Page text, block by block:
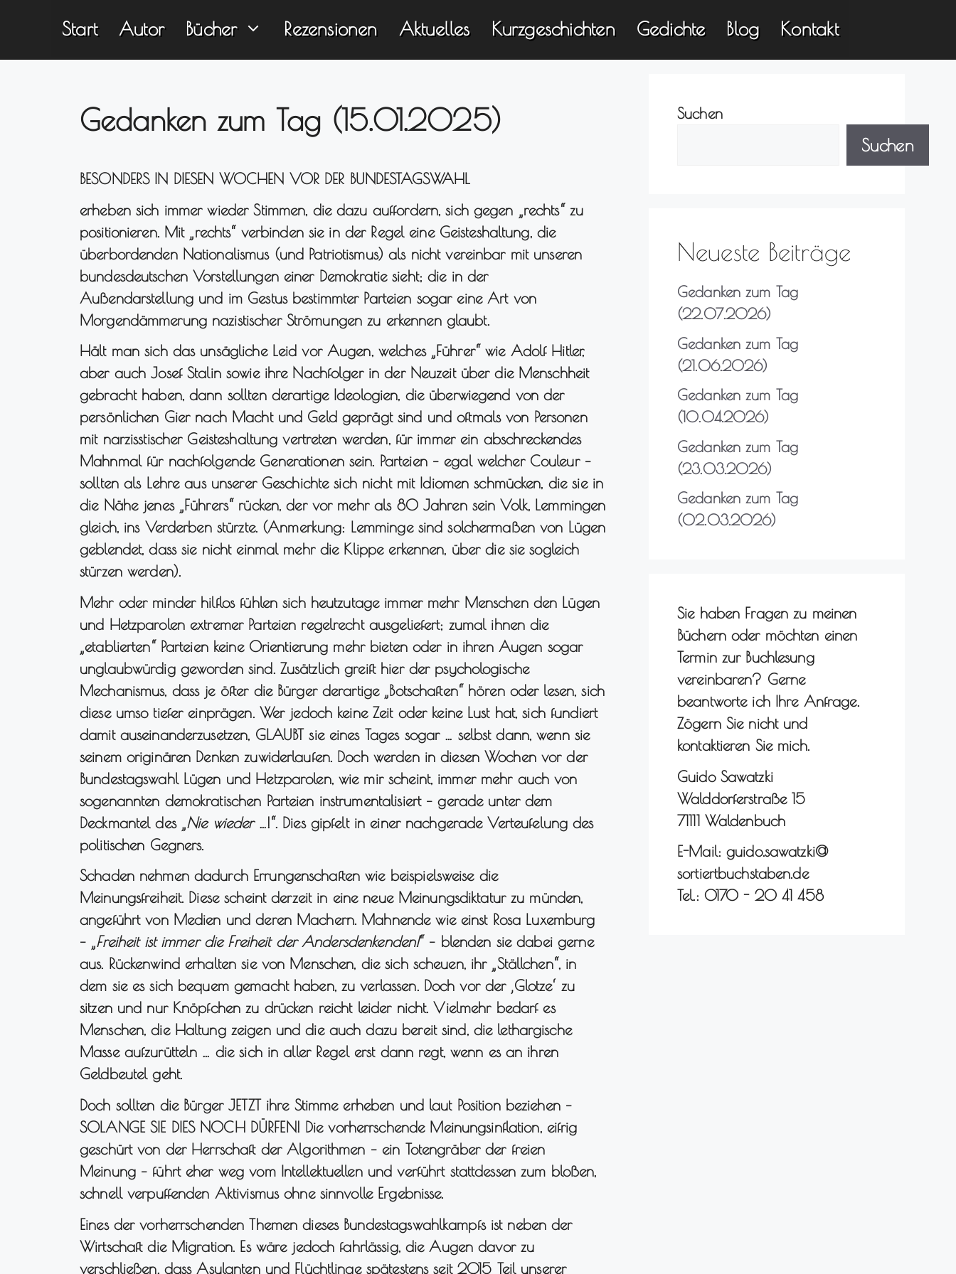
Start Autor Bücher Rezensionen Aktuelles Kurzgeschichten Gedichte Blog Kontakt
Gedanken zum Tag (15.01.2025)
BESONDERS IN DIESEN WOCHEN VOR DER BUNDESTAGSWAHL
erheben sich immer wieder Stimmen, die dazu auffordern, sich gegen „rechts“ zu
positionieren. Mit „rechts“ verbinden sie in der Regel eine Geisteshaltung, die
überbordenden Nationalismus (und Patriotismus) als nicht vereinbar mit unseren
bundesdeutschen Vorstellungen einer Demokratie sieht; die in der
Außendarstellung und im Gestus bestimmter Parteien sogar eine Art von
Morgendämmerung nazistischer Strömungen zu erkennen glaubt.
Hält man sich das unsägliche Leid vor Augen, welches „Führer“ wie Adolf Hitler,
aber auch Josef Stalin sowie ihre Nachfolger in der Neuzeit über die Menschheit
gebracht haben, dann sollten derartige Ideologien, die überwiegend von der
persönlichen Gier nach Macht und Geld geprägt sind und oftmals von Personen
mit narzisstischer Geisteshaltung vertreten werden, für immer ein abschreckendes
Mahnmal für nachfolgende Generationen sein. Parteien – egal welcher Couleur –
sollten als Lehre aus unserer Geschichte sich nicht mit Idiomen schmücken, die sie in
die Nähe jenes „Führers“ rücken, der vor mehr als 80 Jahren sein Volk, Lemmingen
gleich, ins Verderben stürzte. (Anmerkung: Lemminge sind solchermaßen von Lügen
geblendet, dass sie nicht einmal mehr die Klippe erkennen, über die sie sogleich
stürzen werden).
Mehr oder minder hilflos fühlen sich heutzutage immer mehr Menschen den Lügen
und Hetzparolen extremer Parteien regelrecht ausgeliefert; zumal ihnen die
„etablierten“ Parteien keine Orientierung mehr bieten oder in ihren Augen sogar
unglaubwürdig geworden sind. Zusätzlich greift hier der psychologische
Mechanismus, dass je öfter die Bürger derartige „Botschaften“ hören oder lesen, sich
diese umso tiefer einprägen. Wer jedoch keine Zeit oder keine Lust hat, sich fundiert
damit auseinanderzusetzen, GLAUBT sie eines Tages sogar … selbst dann, wenn sie
seinem originären Denken zuwiderlaufen. Doch werden in diesen Wochen vor der
Bundestagswahl Lügen und Hetzparolen, wie mir scheint, immer mehr auch von
sogenannten demokratischen Parteien instrumentalisiert – gerade unter dem
Deckmantel des „ Nie wieder…!“. Dies gipfelt in einer nachgerade Verteufelung des
politischen Gegners.
Schaden nehmen dadurch Errungenschaften wie beispielsweise die
Meinungsfreiheit. Diese scheint derzeit in eine neue Meinungsdiktatur zu münden,
angeführt von Medien und deren Machern. Mahnende wie einst Rosa Luxemburg
– „Freiheit ist immer die Freiheit der Andersdenkenden!“ – blenden sie dabei gerne
aus. Rückenwind erhalten sie von Menschen, die sich scheuen, ihr „Ställchen“, in
dem sie es sich bequem gemacht haben, zu verlassen. Doch vor der ‚Glotze‘ zu
sitzen und nur Knöpfchen zu drücken reicht leider nicht. Vielmehr bedarf es
Menschen, die Haltung zeigen und die auch dazu bereit sind, die lethargische
Masse aufzurütteln … die sich in aller Regel erst dann regt, wenn es an ihren
Geldbeutel geht.
Doch sollten die Bürger JETZT ihre Stimme erheben und laut Position beziehen –
SOLANGE SIE DIES NOCH DÜRFEN! Die vorherrschende Meinungsinflation, eifrig
geschürt von der Herrschaft der Algorithmen – ein Totengräber der freien
Meinung – führt eher weg vom Intellektuellen und verführt stattdessen zum bloßen,
schnell verpuffenden Aktivismus ohne sinnvolle Ergebnisse.
Eines der vorherrschenden Themen dieses Bundestagswahlkampfs ist neben der
Wirtschaft die Migration. Es wäre jedoch fahrlässig, die Augen davor zu
verschließen, dass Asylanten und Flüchtlinge spätestens seit 2015 Teil unserer
Suchen
Suchen
Neueste Beiträge
Gedanken zum Tag
(22.07.2026)
Gedanken zum Tag
(21.06.2026)
Gedanken zum Tag
(10.04.2026)
Gedanken zum Tag
(23.03.2026)
Gedanken zum Tag
(02.03.2026)
Sie haben Fragen zu meinen
Büchern oder möchten einen
Termin zur Buchlesung
vereinbaren? Gerne
beantworte ich Ihre Anfrage.
Zögern Sie nicht und
kontaktieren Sie mich.
Guido Sawatzki
Walddorferstraße 15
71111 Waldenbuch
E-Mail: guido.sawatzki@
sortiertbuchstaben.de
Tel.: 0170 - 20 41 458